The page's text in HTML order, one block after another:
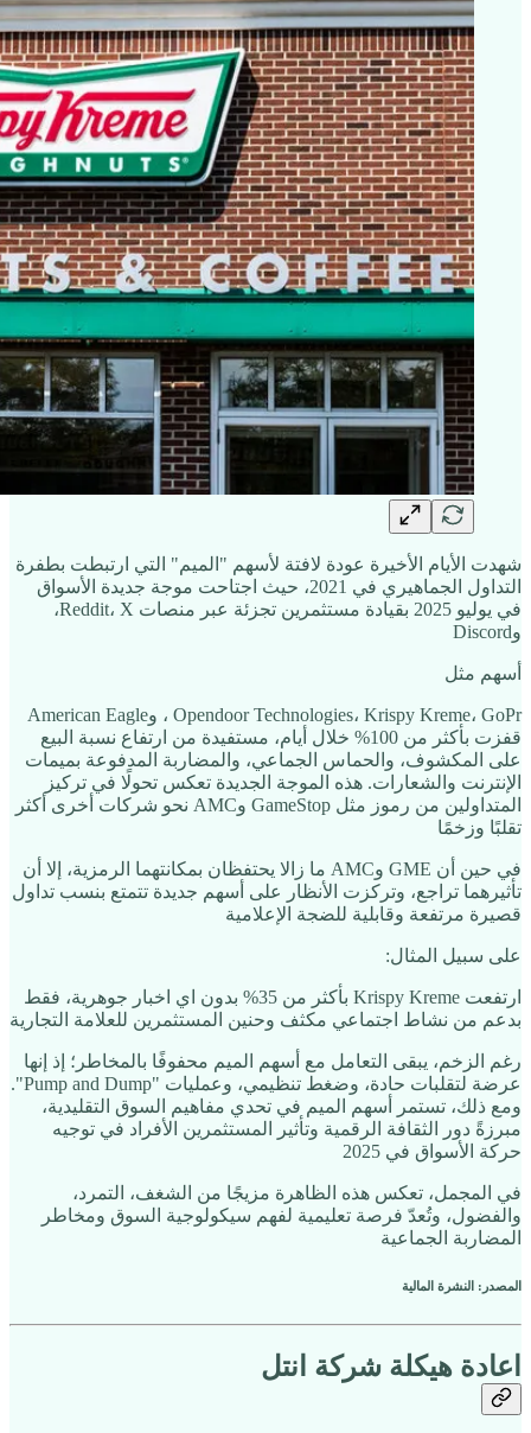
شهدت الأيام الأخيرة عودة لافتة لأسهم "الميم" التي ارتبطت بطفرة
التداول الجماهيري في 2021، حيث اجتاحت موجة جديدة الأسواق
في يوليو 2025 بقيادة مستثمرين تجزئة عبر منصات Reddit، X،
وDiscord
أسهم مثل
Opendoor Technologies، Krispy Kreme، GoPr ، وAmerican Eagle
قفزت بأكثر من 100% خلال أيام، مستفيدة من ارتفاع نسبة البيع
على المكشوف، والحماس الجماعي، والمضاربة المدفوعة بميمات
الإنترنت والشعارات. هذه الموجة الجديدة تعكس تحولًا في تركيز
المتداولين من رموز مثل GameStop وAMC نحو شركات أخرى أكثر
تقلبًا وزخمًا
في حين أن GME وAMC ما زالا يحتفظان بمكانتهما الرمزية، إلا أن
تأثيرهما تراجع، وتركزت الأنظار على أسهم جديدة تتمتع بنسب تداول
قصيرة مرتفعة وقابلية للضجة الإعلامية
على سبيل المثال:
ارتفعت Krispy Kreme بأكثر من 35% بدون اي اخبار جوهرية، فقط
بدعم من نشاط اجتماعي مكثف وحنين المستثمرين للعلامة التجارية
رغم الزخم، يبقى التعامل مع أسهم الميم محفوفًا بالمخاطر؛ إذ إنها
عرضة لتقلبات حادة، وضغط تنظيمي، وعمليات "Pump and Dump".
ومع ذلك، تستمر أسهم الميم في تحدي مفاهيم السوق التقليدية،
مبرزةً دور الثقافة الرقمية وتأثير المستثمرين الأفراد في توجيه
حركة الأسواق في 2025
في المجمل، تعكس هذه الظاهرة مزيجًا من الشغف، التمرد،
والفضول، وتُعدّ فرصة تعليمية لفهم سيكولوجية السوق ومخاطر
المضاربة الجماعية
المصدر: النشرة المالية
اعادة هيكلة شركة انتل